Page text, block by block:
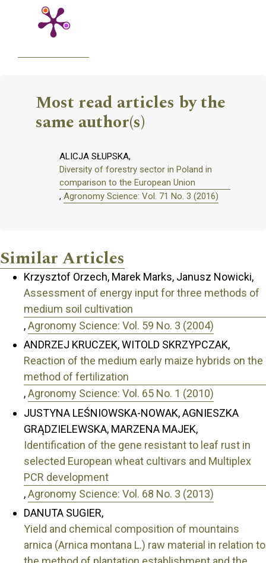
Most read articles by the
same author(s)
ALICJA SŁUPSKA,
Diversity of forestry sector in Poland in
comparison to the European Union
, Agronomy Science: Vol. 71 No. 3 (2016)
Similar Articles
Krzysztof Orzech, Marek Marks, Janusz Nowicki,
Assessment of energy input for three methods of
medium soil cultivation
,Agronomy Science: Vol. 59 No. 3 (2004)
ANDRZEJ KRUCZEK, WITOLD SKRZYPCZAK,
Reaction of the medium early maize hybrids on the
method of fertilization
,Agronomy Science: Vol. 65 No. 1 (2010)
JUSTYNA LEŚNIOWSKA-NOWAK, AGNIESZKA
GRĄDZIELEWSKA, MARZENA MAJEK,
Identification of the gene resistant to leaf rust in
selected European wheat cultivars and Multiplex
PCR development
,Agronomy Science: Vol. 68 No. 3 (2013)
DANUTA SUGIER,
Yield and chemical composition of mountains
arnica (Arnica montana L.) raw material in relation to